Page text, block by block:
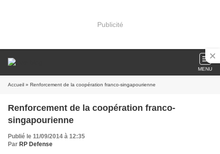
Publicité
MENU
Accueil » Renforcement de la coopération franco-singapourienne
Renforcement de la coopération franco-
singapourienne
Publié le 11/09/2014 à 12:35
Par RP Defense